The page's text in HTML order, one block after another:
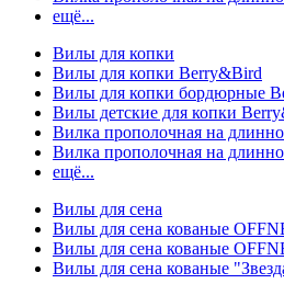
ещё...
Вилы для копки
Вилы для копки Berry&Bird
Вилы для копки бордюрные
Вилы детские для копки
Вилка прополочная на
Вилка прополочная на
ещё...
Вилы для сена
Вилы для сена кованые
Вилы для сена кованые
Вилы для сена кованые